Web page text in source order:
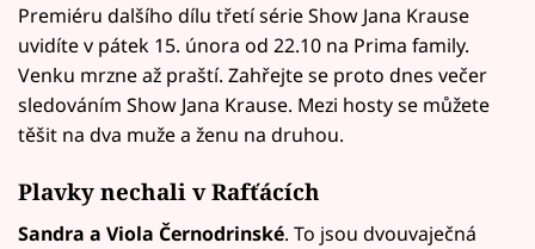
Premiéru dalšího dílu třetí série Show Jana Krause
uvidíte v pátek 15. února od 22.10 na Prima family.
Venku mrzne až praští. Zahřejte se proto dnes večer
sledováním Show Jana Krause. Mezi hosty se můžete
těšit na dva muže a ženu na druhou.
Plavky nechali v Rafťácích
Sandra a Viola Černodrinské. To jsou dvouvaječná